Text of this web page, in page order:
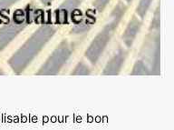
pour le bon